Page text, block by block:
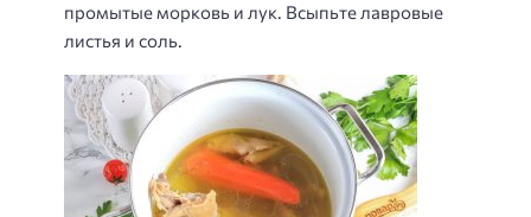
промытые морковь и лук. Всыпьте лавровые
листья и соль.